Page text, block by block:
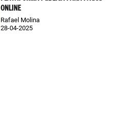
ONLINE
Rafael Molina
28-04-2025